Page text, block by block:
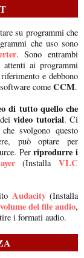
su programmi che
che uso sono
. Sono entrambi
ai programmi
e debbono
come CCM.
di tutto quello che
deivideo tutorial. Ci
che svolgono questo
può optare per
Perriprodurre i
(Installa VLC
Audacity(Installa
dei file audio,
i formati audio.